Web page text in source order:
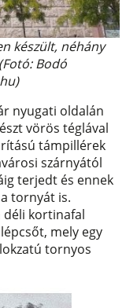
készült, néhány
Bodó
nyugati oldalán
vörös téglával
támpillérek
szárnyától
terjedt és ennek
tornyát is.
déli kortinafal
mely egy
tornyos